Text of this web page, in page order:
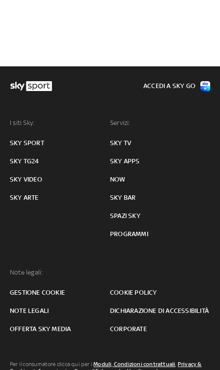
I siti Sky:
SKY SPORT
SKY TG24
SKY VIDEO
SKY ARTE
Servizi:
SKY TV
SKY APPS
NOW
SKY BAR
SPAZI SKY
PROGRAMMI
Note legali:
GESTIONE COOKIE COOKIE POLICY
NOTE LEGALI DICHIARAZIONE DI ACCESSIBILITÀ
OFFERTA SKY MEDIA CORPORATE
ACCEDI A SKY GO
Per il consumatore clicca qui per iModuli, Condizioni contrattuali, Privacy &